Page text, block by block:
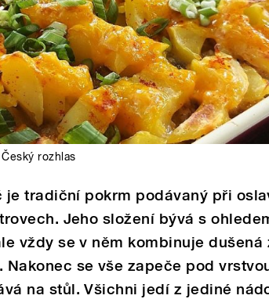
Český rozhlas
je tradiční pokrm podávaný při
Jeho složení bývá s
vždy se v něm kombinuje dušená
Nakonec se vše zapeče pod
na stůl. Všichni jedí z jediné